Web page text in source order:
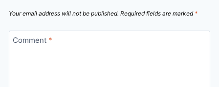
Your email address will not be published. Required fields are marked *
Comment *